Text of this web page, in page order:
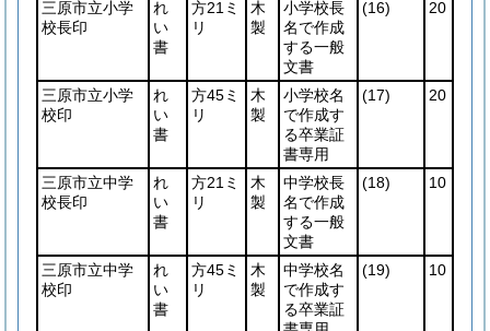
三原市立小学
校長印
れ
い
書
方21ミ
リ
木
製
小学校長
名で作成
する一般
文書
(16) 20
三原市立小学
校印
れ
い
書
方45ミ
リ
木
製
小学校名
で作成す
る卒業証
書専用
(17) 20
三原市立中学
校長印
れ
い
書
方21ミ
リ
木
製
中学校長
名で作成
する一般
文書
(18) 10
三原市立中学
校印
れ
い
書
方45ミ
リ
木
製
中学校名
で作成す
る卒業証
(19) 10